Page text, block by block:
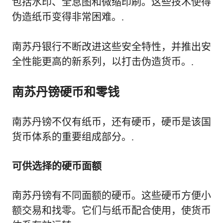
伪造纸币变得非常困难。.
南苏丹银行不断改进这些安全特性，并推出安
全性能更高的新系列，以打击伪造货币。.
南苏丹镑硬币和零钱
南苏丹镑不仅有纸币，还有硬币，硬币是该国
货币体系的重要组成部分。.
可供选择的硬币面额
南苏丹镑有不同面额的硬币。这些硬币方便小
额交易和找零。它们与纸币配合使用，使货币